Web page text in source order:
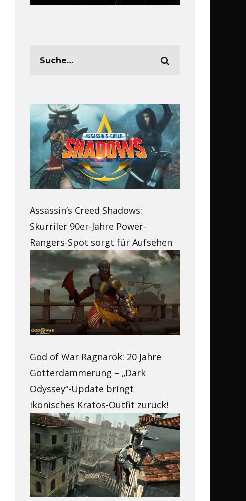
Assassin’s Creed Shadows:
Skurriler 90er-Jahre Power-
Rangers-Spot sorgt für Aufsehen
God of War Ragnarök: 20 Jahre
Götterdämmerung – „Dark
Odyssey“-Update bringt
ikonisches Kratos-Outfit zurück!